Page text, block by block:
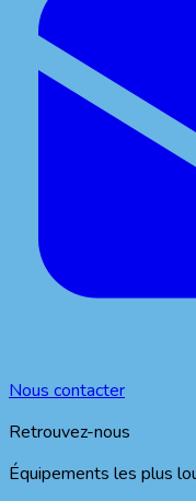
Nous contacter
Retrouvez-nous
Équipements les plus